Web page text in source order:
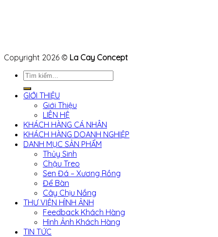
Copyright 2026 © La Cay Concept
Tìm
kiếm:
GIỚI THIỆU
Giới Thiệu
LIÊN HỆ
KHÁCH HÀNG CÁ NHÂN
KHÁCH HÀNG DOANH NGHIỆP
DANH MỤC SẢN PHẨM
Thủy Sinh
Chậu Treo
Sen Đá – Xương Rồng
Để Bàn
Cây Chịu Nắng
THƯ VIỆN HÌNH ẢNH
Feedback Khách Hàng
Hình Ảnh Khách Hàng
TIN TỨC